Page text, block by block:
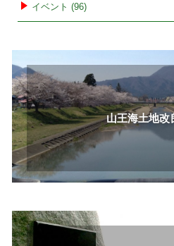
イベント (96)
山王海土地改